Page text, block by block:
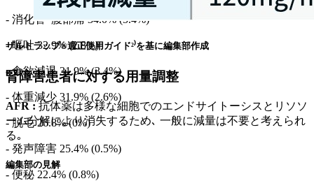
ザルトラップ®適正使用ガイド²⁾を基に編集部作成
腎障害患者に対する用量調整
AFR :抗体薬は多様な細胞でのエンドサイトーシスとリソソ
ーム分解により消失するため､ 一般に減量は不要と考えられ
る｡
編集部の見解
- 消化管･腹部痛 34.0% (5.4%)
- 嘔吐 32.9% (2.8%)
- 食欲減退 31.9% (3.4%)
- 体重減少 31.9% (2.6%)
- 脱毛 26.8% (0%)
- 発声障害 25.4% (0.5%)
- 便秘 22.4% (0.8%)